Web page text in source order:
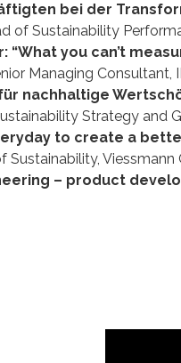
bei der
of Sustainability
“What you can’t
Managing Consultant,
nachhaltige
Strategy and
to create a
Sustainability, Viessmann
– product